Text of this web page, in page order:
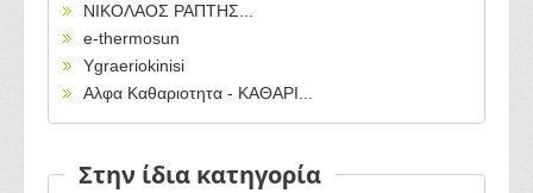
ΝΙΚΟΛΑΟΣ ΡΑΠΤΗΣ...
e-thermosun
Ygraeriokinisi
Αλφα Καθαριοτητα - ΚΑΘΑΡΙ...
Στην ίδια κατηγορία